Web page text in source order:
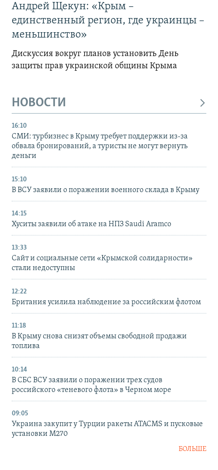
Андрей Щекун: «Крым –
единственный регион, где украинцы –
меньшинство»
Дискуссия вокруг планов установить День
защиты прав украинской общины Крыма
НОВОСТИ
16:10
СМИ: турбизнес в Крыму требует поддержки из-за
обвала бронирований, а туристы не могут вернуть
деньги
15:10
В ВСУ заявили о поражении военного склада в Крыму
14:15
Хуситы заявили об атаке на НПЗ Saudi Aramco
13:33
Сайт и социальные сети «Крымской солидарности»
стали недоступны
12:22
Британия усилила наблюдение за российским флотом
11:18
В Крыму снова снизят объемы свободной продажи
топлива
10:14
В СБС ВСУ заявили о поражении трех судов
российского «теневого флота» в Черном море
09:05
Украина закупит у Турции ракеты ATACMS и пусковые
установки M270
БОЛЬШЕ